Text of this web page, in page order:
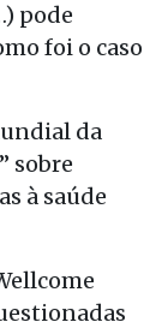
pode
foi o caso
da
sobre
à saúde